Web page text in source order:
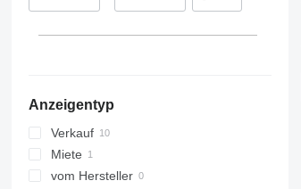
Anzeigentyp
Verkauf
Miete
vom Hersteller